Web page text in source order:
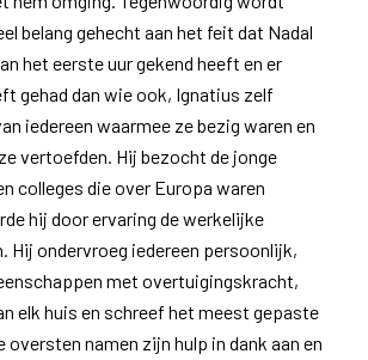
belang gehecht aan het feit dat Nadal
het eerste uur gekend heeft en er
gehad dan wie ook, Ignatius zelf
iedereen waarmee ze bezig waren en
vertoefden. Hij bezocht de jonge
colleges die over Europa waren
hij door ervaring de werkelijke
Hij ondervroeg iedereen persoonlijk,
met overtuigingskracht,
elk huis en schreef het meest gepaste
oversten namen zijn hulp in dank aan en